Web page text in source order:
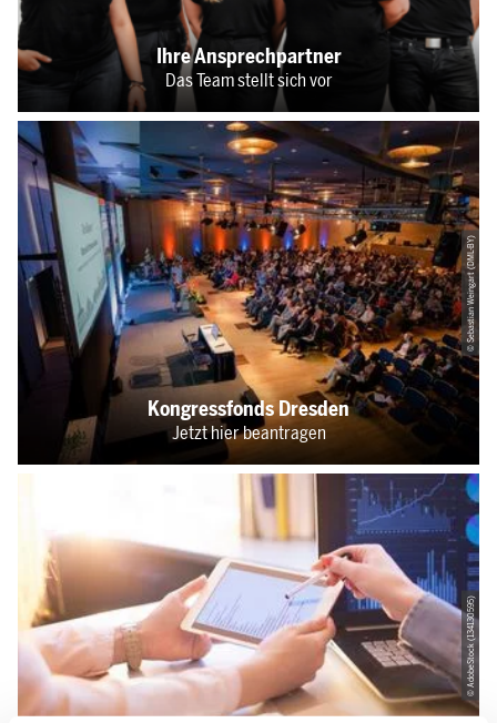
Ihre Ansprechpartner
Das Team stellt sich vor
Kongressfonds Dresden
Jetzt hier beantragen
© Sebastian Weingart (DML-BY)
© AdobeStock (134130595)